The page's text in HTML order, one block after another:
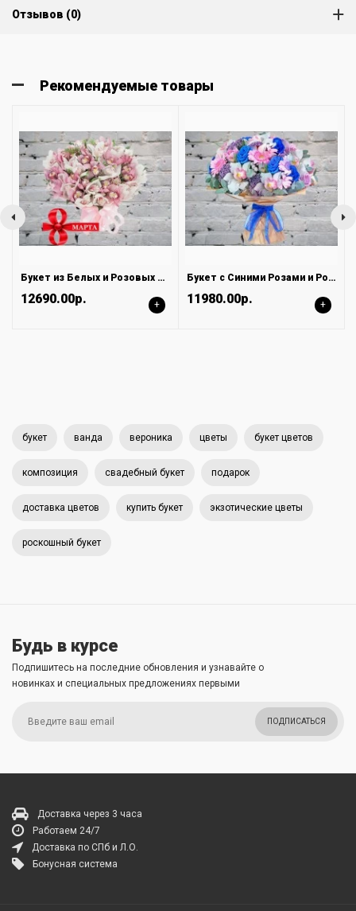
Отзывов (0)
Рекомендуемые товары
Букет из Белых и Розовых Орхидей
12690.00р. +
Букет с Синими Розами и Розовой Герберой
11980.00р. +
букет ванда вероника цветы букет цветов
композиция свадебный букет подарок
доставка цветов купить букет экзотические цветы
роскошный букет
Будь в курсе
Подпишитесь на последние обновления и узнавайте о
новинках и специальных предложениях первыми
ПОДПИСАТЬСЯ
Доставка через 3 часа
Работаем 24/7
Доставка по СПб и Л.О.
Бонусная система